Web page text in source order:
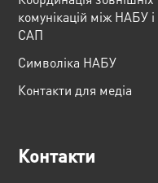
комунікацій між НАБУ і
САП
Cимволіка НАБУ
Контакти для медіа
Контакти